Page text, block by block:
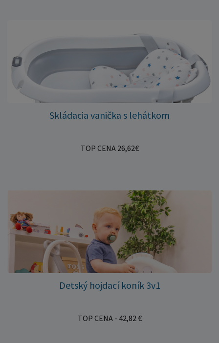
Skládacia vanička s lehátkom
TOP CENA 26,62€
Detský hojdací koník 3v1
TOP CENA - 42,82 €